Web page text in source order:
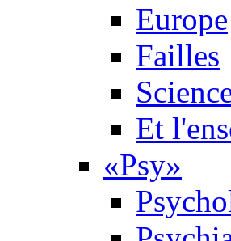
Europe
Failles
Et
«Psy»